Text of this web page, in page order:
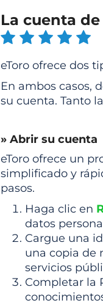
La cuenta de
eToro ofrece dos
En ambos casos,
su cuenta. Tanto
» Abrir su cuenta
eToro ofrece un
simplificado y
pasos.
Haga clic en
datos
Cargue una
una copia de
servicios
Completar la